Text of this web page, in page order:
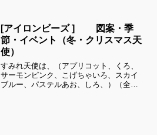
難しい時は、ある程度の形を先に作って
あげて、「○色だけ埋めて...
[アイロンビーズ ] 図案・季
節・イベント（冬・クリスマス天
使）
すみれ天使は、（アプリコット、くろ、
サーモンピンク、こげちゃいろ、スカイ
ブルー、パステルあお、しろ、）（全て